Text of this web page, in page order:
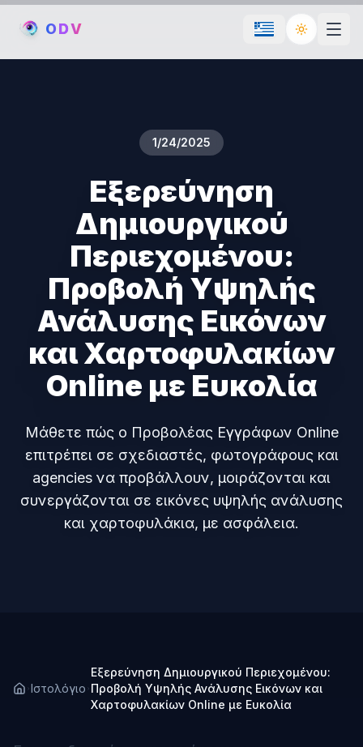
ODV Toggle
1/24/2025
Εξερεύνηση
Δημιουργικού
Περιεχομένου:
Προβολή Υψηλής
Ανάλυσης Εικόνων
και Χαρτοφυλακίων
Online με Ευκολία
Μάθετε πώς ο Προβολέας Εγγράφων Online
επιτρέπει σε σχεδιαστές, φωτογράφους και
agencies να προβάλλουν, μοιράζονται και
συνεργάζονται σε εικόνες υψηλής ανάλυσης
και χαρτοφυλάκια, με ασφάλεια.
Ιστολόγιο
Εξερεύνηση Δημιουργικού Περιεχομένου:
Προβολή Υψηλής Ανάλυσης Εικόνων και
Χαρτοφυλακίων Online με Ευκολία